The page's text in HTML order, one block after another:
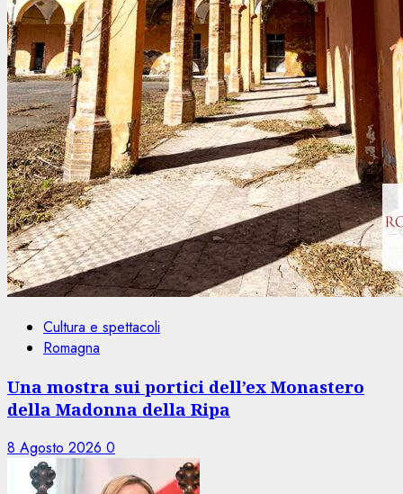
Cultura e spettacoli
Romagna
Una mostra sui portici dell’ex Monastero
della Madonna della Ripa
8 Agosto 2026 0